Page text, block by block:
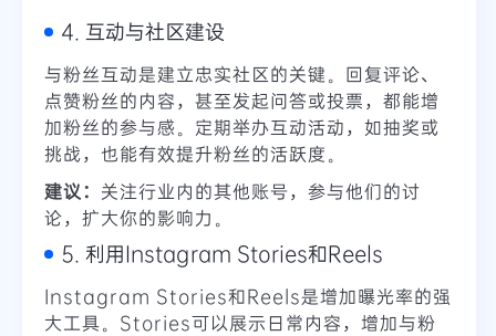
4. 互动与社区建设
与粉丝互动是建立忠实社区的关键。回复评论、
点赞粉丝的内容，甚至发起问答或投票，都能增
加粉丝的参与感。定期举办互动活动，如抽奖或
挑战，也能有效提升粉丝的活跃度。
建议： 关注行业内的其他账号，参与他们的讨
论，扩大你的影响力。
5. 利用Instagram Stories和Reels
Instagram Stories和Reels是增加曝光率的强
大工具。Stories可以展示日常内容，增加与粉